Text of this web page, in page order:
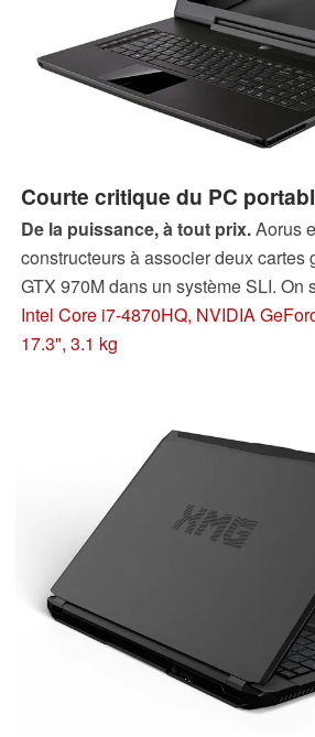
Courte critique du PC
De la puissance, à tout prix.Aorus
constructeurs à associer deux cartes
GTX 970M dans un système SLI. On
performances sont au rendez-vous,
chaleur également. Son fin boîtier 17
Intel Core i7-4870HQ, NVIDIA
17.3", 3.1 kg